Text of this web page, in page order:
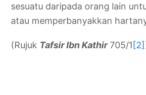
sesuatu daripada orang lain
atau memperbanyakkan
(Rujuk Tafsir Ibn Kathir705/1 [2]